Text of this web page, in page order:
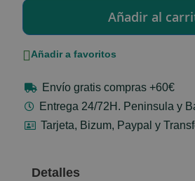
Añadir a favoritos
Envío gratis compras +60€
Entrega 24/72H. Peninsula y
Tarjeta, Bizum, Paypal y
Detalles